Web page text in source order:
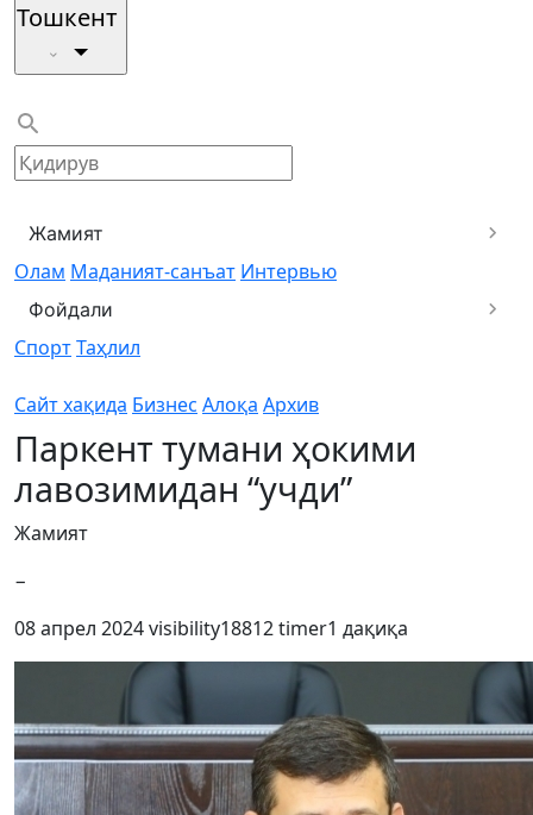
Тошкент
Жамият
Олам Маданият-санъат Интервью
Фойдали
СпортТаҳлил
Сайт хақида Бизнес Алоқа Архив
Паркент тумани ҳокими
лавозимидан “учди”
Жамият
−
08 апрел 2024visibility18812timer1 дақиқа